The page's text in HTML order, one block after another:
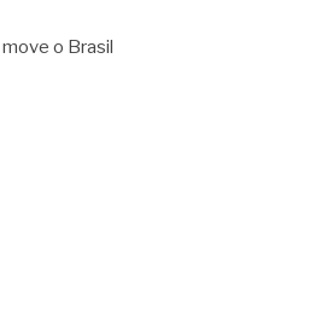
o Brasil